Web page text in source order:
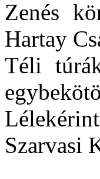
Zenés
Hartay
Téli
Szarvasi